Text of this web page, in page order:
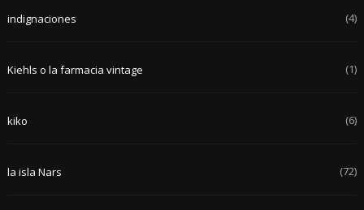
indignaciones (4)
Kiehls o la farmacia vintage (1)
kiko (6)
la isla Nars (72)